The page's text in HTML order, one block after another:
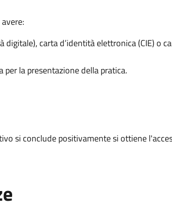
digitale), carta d’identità elettronica (CIE) o
la presentazione della pratica.
si conclude positivamente si ottiene